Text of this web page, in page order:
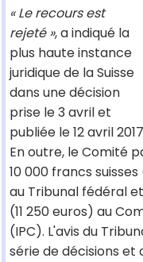
« Le recours est
rejeté », a indiqué la
plus haute instance
juridique de la Suisse
dans une décision
prise le 3 avril et
publiée le 12 avril
En outre, le Comité
10 000 francs
au Tribunal fédéral
(11 250 euros) au
(IPC). L'avis du
série de décisions et